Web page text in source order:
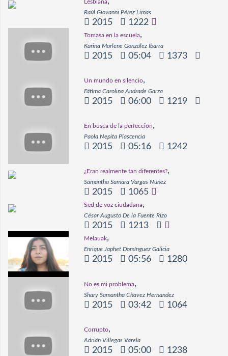
Lesbiana
Raúl Giovanni Pérez Limas
2015 1222
Tomasa en la escuela,
Karina Marlene González Ibarra
2015 05:04 1373
Un mundo en silencio,
Fátima Carolina Andrade Garza
2015 06:00 1219
En busca de la perfección,
Paola Nepita Plascencia
2015 05:16 1242
¿Eran realmente tan diferentes?,
Samantha Samara Vargas Núñez
2015 1065
Sed de voz ciudadana,
César Augusto De la Fuente Rizo
2015 1213
Melauak,
Enrique Japhet Domínguez Galicia
2015 05:56 1280
No es mi problema,
Shary Samantha Chavez Hernandez
2015 03:42 1064
Corrupto,
Adrián Villegas Varela
2015 05:00 1238